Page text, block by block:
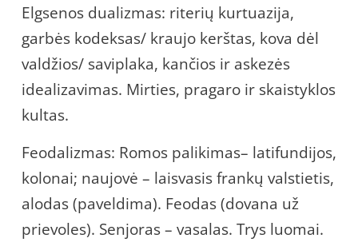
Elgsenos dualizmas: riterių kurtuazija,
garbės kodeksas/ kraujo kerštas, kova dėl
valdžios/ saviplaka, kančios ir askezės
idealizavimas. Mirties, pragaro ir skaistyklos
kultas.
Feodalizmas: Romos palikimas– latifundijos,
kolonai; naujovė – laisvasis frankų valstietis,
alodas (paveldima). Feodas (dovana už
prievoles). Senjoras – vasalas. Trys luomai.